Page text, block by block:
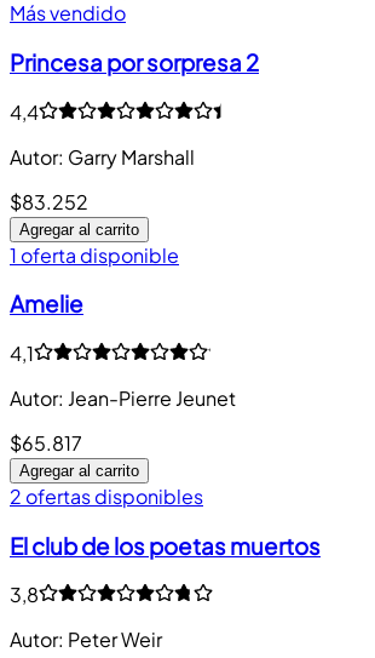
Más vendido
Princesa por sorpresa 2
4,4
Autor: Garry Marshall
$83.252
Agregar al carrito
1 oferta disponible
Amelie
4,1
Autor: Jean-Pierre Jeunet
$65.817
Agregar al carrito
2 ofertas disponibles
El club de los poetas muertos
3,8
Autor: Peter Weir